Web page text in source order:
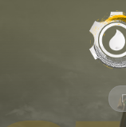
Перейти к